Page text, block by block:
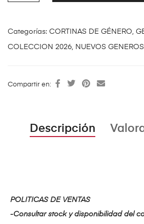
Categorías: CORTINAS DE GÉNERO,
COLECCION 2026, NUEVOS
Compartir en:
Descripción
POLITICAS DE VENTAS
-Consultar stock y disponibilidad del